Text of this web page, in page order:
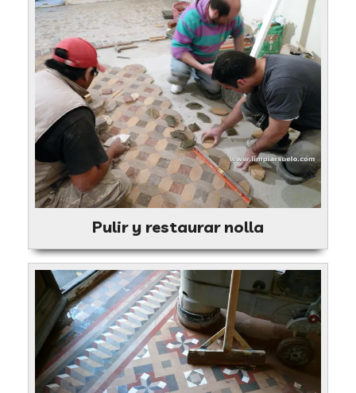
Pulir y restaurar nolla